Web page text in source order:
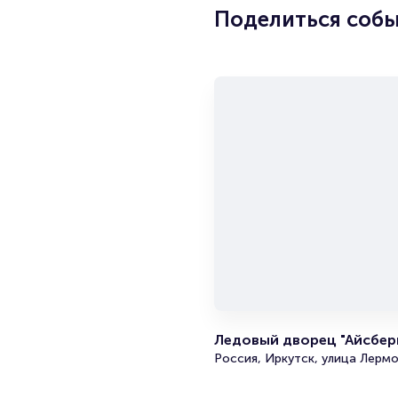
Поделиться
Ледовый дворец
Россия, Иркутск, улица